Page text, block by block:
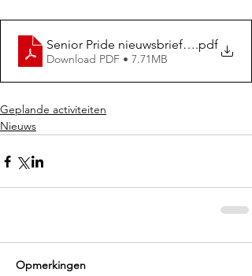
Senior Pride nieuwsbrief 2024 def
.pdf
Download PDF • 7.71MB
Geplande activiteiten
Nieuws
Opmerkingen